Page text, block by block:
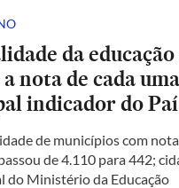
da educação
nota de cada
Ideb, principal indicador
de municípios com
de 4.110 para 442;
do Ministério da Educação